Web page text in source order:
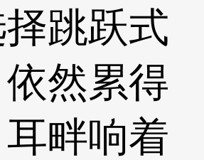
跳跃式
然累得
畔响着